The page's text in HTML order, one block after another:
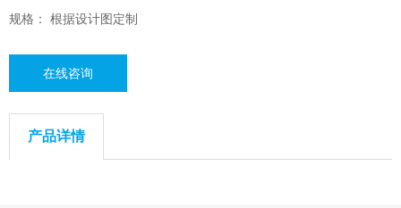
规格： 根据设计图定制
在线咨询
产品详情